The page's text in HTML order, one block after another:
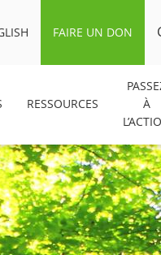
FAIRE UN DON
RESSOURCES
À